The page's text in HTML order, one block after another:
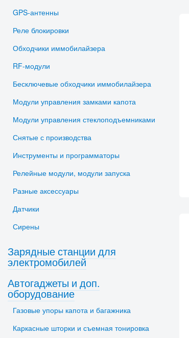
GPS-антенны
Реле блокировки
Обходчики иммобилайзера
RF-модули
Бесключевые обходчики иммобилайзера
Модули управления замками капота
Модули управления стеклоподъемниками
Снятые с производства
Инструменты и программаторы
Релейные модули, модули запуска
Разные аксессуары
Датчики
Сирены
Зарядные станции для
электромобилей
Автогаджеты и доп.
оборудование
Газовые упоры капота и багажника
Каркасные шторки и съемная тонировка